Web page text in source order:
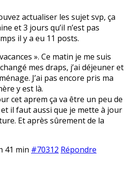
actualiser les sujet svp, ça
et 3 jours qu’il n’est pas
il y a eu 11 posts.
». Ce matin je me suis
mes draps, j’ai déjeuner et
J’ai pas encore pris ma
y est là.
cet aprem ça va être un peu de
il faut aussi que je mette à jour
Et après sûrement de la
41 min #70312 Répondre